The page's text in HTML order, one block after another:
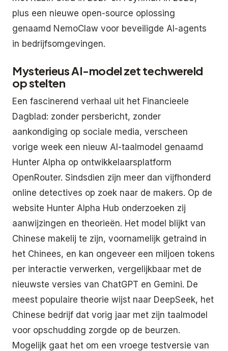
plus een nieuwe open-source oplossing
genaamd NemoClaw voor beveiligde AI-agents
in bedrijfsomgevingen.
Mysterieus AI-model zet techwereld
op stelten
Een fascinerend verhaal uit het Financieele
Dagblad: zonder persbericht, zonder
aankondiging op sociale media, verscheen
vorige week een nieuw AI-taalmodel genaamd
Hunter Alpha op ontwikkelaarsplatform
OpenRouter. Sindsdien zijn meer dan vijfhonderd
online detectives op zoek naar de makers. Op de
website Hunter Alpha Hub onderzoeken zij
aanwijzingen en theorieën. Het model blijkt van
Chinese makelij te zijn, voornamelijk getraind in
het Chinees, en kan ongeveer een miljoen tokens
per interactie verwerken, vergelijkbaar met de
nieuwste versies van ChatGPT en Gemini. De
meest populaire theorie wijst naar DeepSeek, het
Chinese bedrijf dat vorig jaar met zijn taalmodel
voor opschudding zorgde op de beurzen.
Mogelijk gaat het om een vroege testversie van